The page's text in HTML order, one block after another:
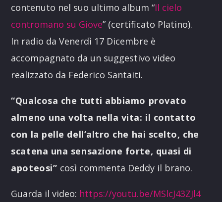
contenuto nel suo ultimo album “Il cielo
contromano su Giove” (certificato Platino).
In radio da Venerdì 17 Dicembre è
accompagnato da un suggestivo video
realizzato da Federico Santaiti.
“Qualcosa che tutti abbiamo provato
almeno una volta nella vita: il contatto
con la pelle dell’altro che hai scelto, che
scatena una sensazione forte, quasi di
apoteosi” così commenta Deddy il brano.
Guarda il video: https://youtu.be/MSlcJ43ZJl4